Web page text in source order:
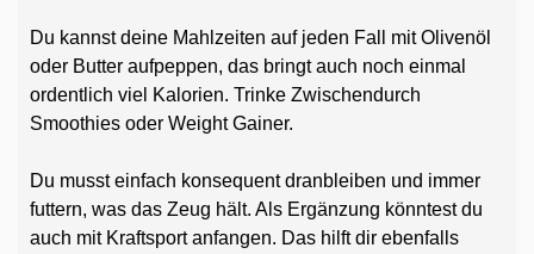
Du kannst deine Mahlzeiten auf jeden Fall mit Olivenöl
oder Butter aufpeppen, das bringt auch noch einmal
ordentlich viel Kalorien. Trinke Zwischendurch
Smoothies oder Weight Gainer.
Du musst einfach konsequent dranbleiben und immer
futtern, was das Zeug hält. Als Ergänzung könntest du
auch mit Kraftsport anfangen. Das hilft dir ebenfalls